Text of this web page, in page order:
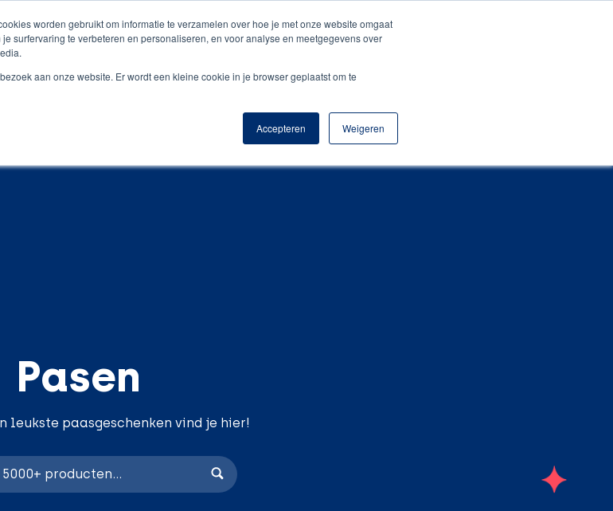
worden gebruikt om informatie te verzamelen over hoe je met onze website omgaat
surfervaring te verbeteren en personaliseren, en voor analyse en meetgegevens over
aan onze website. Er wordt een kleine cookie in je browser geplaatst om te
Accepteren Weigeren
+31 (0) 522 – 21 55 00
Pasen
leukste paasgeschenken vind je hier!